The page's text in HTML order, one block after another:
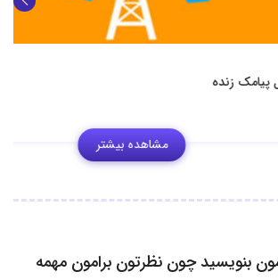
مشاهده بیشتر
بنویسید چون نظرتون برامون مهمه